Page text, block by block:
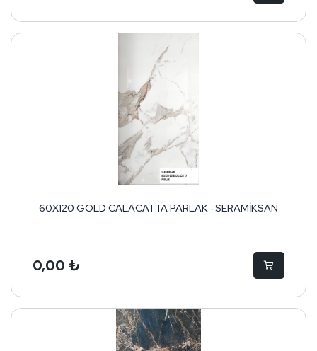
60X120 GOLD CALACATTA PARLAK -SERAMİKSAN
0,00 ₺